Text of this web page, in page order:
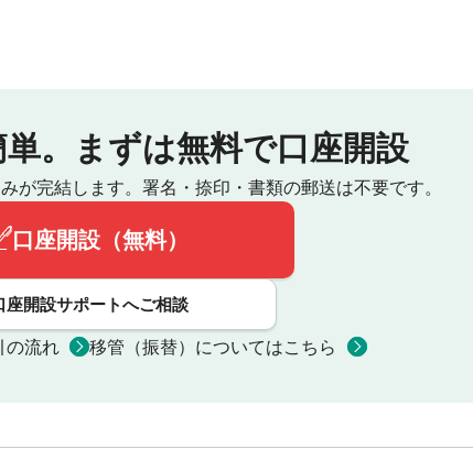
。 まずは無料で口座開設
が完結します。 署名・捺印・書類の郵送は不要です。
口座開設（無料）
座開設サポートへご相談
の流れ 移管（振替）についてはこちら